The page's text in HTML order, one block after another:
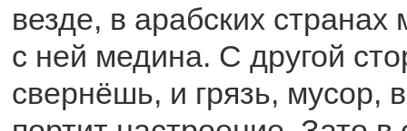
везде, в арабских
с ней медина. С другой
свернёшь, и грязь, мусор,